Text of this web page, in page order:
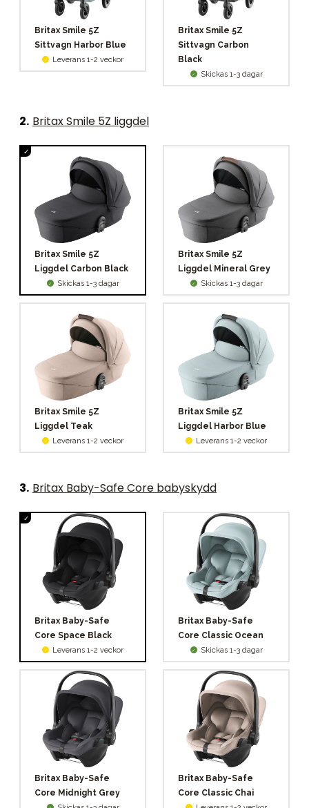
Britax Smile 5Z
Sittvagn Harbor Blue
Leverans 1-2 veckor
Britax Smile 5Z
Sittvagn Carbon
Black
Skickas 1-3 dagar
2. Britax Smile 5Z liggdel
Britax Smile 5Z
Liggdel Carbon Black
Skickas 1-3 dagar
Britax Smile 5Z
Liggdel Mineral Grey
Skickas 1-3 dagar
Britax Smile 5Z
Liggdel Teak
Leverans 1-2 veckor
Britax Smile 5Z
Liggdel Harbor Blue
Leverans 1-2 veckor
3. Britax Baby-Safe Core babyskydd
Britax Baby-Safe
Core Space Black
Leverans 1-2 veckor
Britax Baby-Safe
Core Classic Ocean
Skickas 1-3 dagar
Britax Baby-Safe
Core Midnight Grey
Britax Baby-Safe
Core Classic Chai